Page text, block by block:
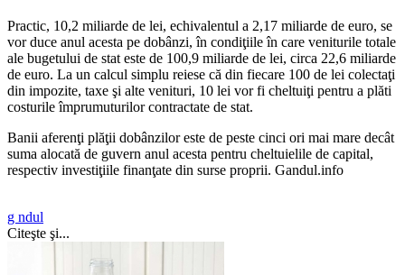
Practic, 10,2 miliarde de lei, echivalentul a 2,17 miliarde de euro, se
vor duce anul acesta pe dobânzi, în condiţiile în care veniturile totale
ale bugetului de stat este de 100,9 miliarde de lei, circa 22,6 miliarde
de euro. La un calcul simplu reiese că din fiecare 100 de lei colectaţi
din impozite, taxe şi alte venituri, 10 lei vor fi cheltuiţi pentru a plăti
costurile împrumuturilor contractate de stat.
Banii aferenţi plăţii dobânzilor este de peste cinci ori mai mare decât
suma alocată de guvern anul acesta pentru cheltuielile de capital,
respectiv investiţiile finanţate din surse proprii. Gandul.info
g ndul
Citeşte şi...